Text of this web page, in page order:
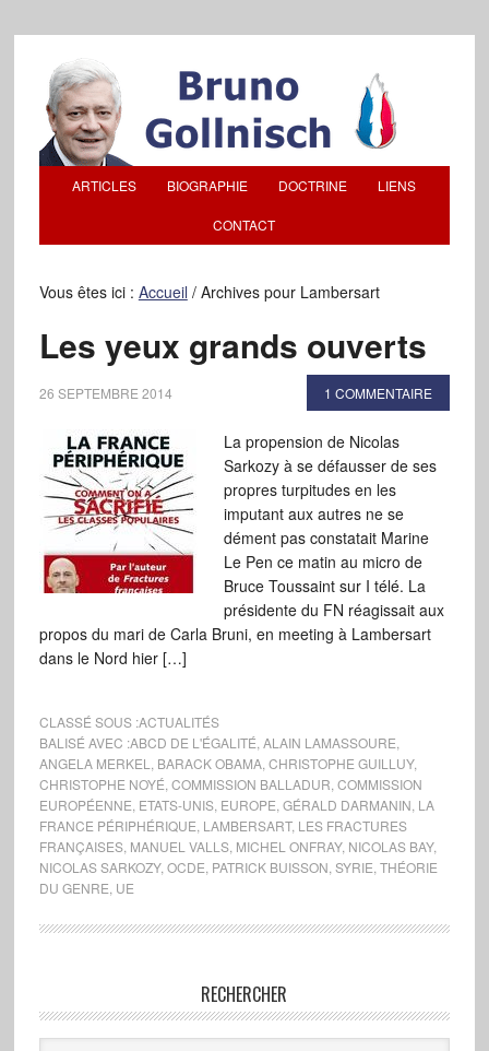
ARTICLES BIOGRAPHIE DOCTRINE LIENS
CONTACT
Vous êtes ici : Accueil /Archives pour Lambersart
Les yeux grands ouverts
26 SEPTEMBRE 2014 1 COMMENTAIRE
La propension de Nicolas
Sarkozy à se défausser de ses
propres turpitudes en les
imputant aux autres ne se
dément pas constatait Marine
Le Pen ce matin au micro de
Bruce Toussaint sur I télé. La
présidente du FN réagissait aux
propos du mari de Carla Bruni, en meeting à Lambersart
dans le Nord hier […]
CLASSÉ SOUS :ACTUALITÉS
BALISÉ AVEC :ABCD DE L'ÉGALITÉ ALAIN LAMASSOURE
ANGELA MERKEL
BARACK OBAMA, CHRISTOPHE GUILLUY,
CHRISTOPHE NOYÉ COMMISSION BALLADUR COMMISSION
EUROPÉENNE ETATS-UNIS, EUROPE GÉRALD DARMANIN LA
FRANCE PÉRIPHÉRIQUE LAMBERSART, LES FRACTURES
FRANÇAISES, MANUEL VALLS, MICHEL ONFRAY, NICOLAS BAY,
NICOLAS SARKOZY, OCDE PATRICK BUISSON SYRIE THÉORIE
DU GENRE UE
RECHERCHER